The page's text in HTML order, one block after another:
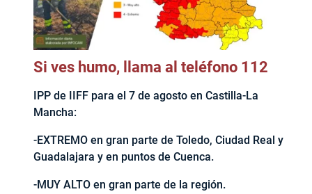
Si ves humo, llama al teléfono 112
IPP de IIFF para el 7 de agosto en Castilla-La
Mancha:
-EXTREMO en gran parte de Toledo, Ciudad Real y
Guadalajara y en puntos de Cuenca.
-MUY ALTO en gran parte de la región.